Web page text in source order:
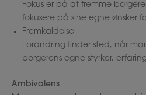
Fokus er på at fremme
fokusere på sine egne ønsker
Fremkaldelse
Forandring finder sted, når
borgerens egne styrker,
Ambivalens